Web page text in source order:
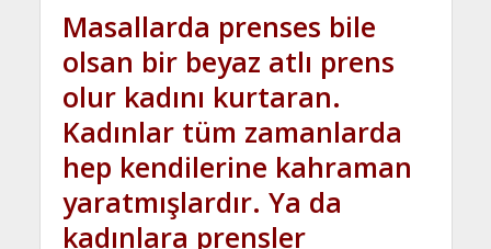
Masallarda prenses bile
olsan bir beyaz atlı prens
olur kadını kurtaran.
Kadınlar tüm zamanlarda
hep kendilerine kahraman
yaratmışlardır. Ya da
kadınlara prensler